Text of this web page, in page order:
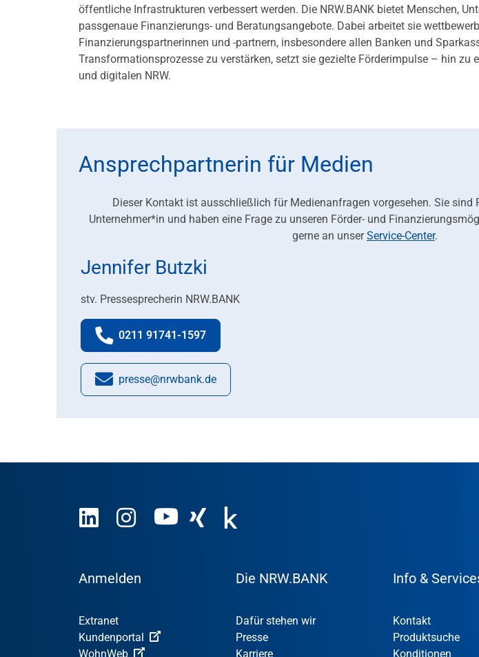
öffentliche Infrastrukturen verbessert werden. Die NRW.BANK bietet Menschen,
passgenaue Finanzierungs- und Beratungsangebote. Dabei arbeitet sie
Finanzierungspartnerinnen und -partnern, insbesondere allen Banken und
Transformationsprozesse zu verstärken, setzt sie gezielte Förderimpulse – hin zu
und digitalen NRW.
Ansprechpartnerin für Medien
Dieser Kontakt ist ausschließlich für Medienanfragen vorgesehen. Sie sind
Unternehmer*in und haben eine Frage zu unseren Förder- und
gerne an unserService-Center.
Jennifer Butzki
stv. Pressesprecherin NRW.BANK
Telefonnummer:
0211 91741-1597
E-Mail:
presse@nrwbank.de
Anmelden
Extranet
Kundenportal
WohnWeb
Die NRW.BANK
Dafür stehen wir
Presse
Karriere
Info &
Kontakt
Produktsuche
Konditionen